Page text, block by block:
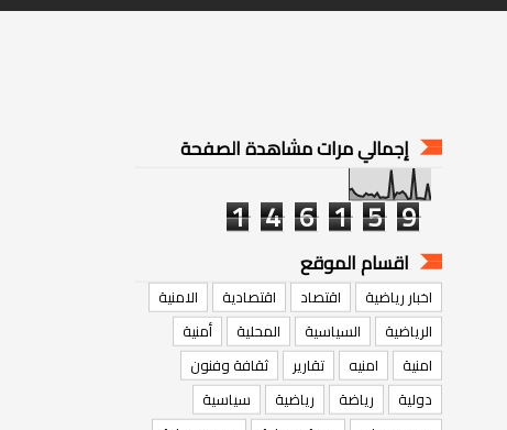
1 4 6 1 5 9
اقسام الموقع
الرياضية
السياسية المحلية
أمنية
امنية
امنيه تقارير
ثقافة وفنون
دولية
رياضة رياضية
سياسية
عربي ودولي
عربية ودولية
عربيه ودولية
محليات
محلية محليه
مقالات